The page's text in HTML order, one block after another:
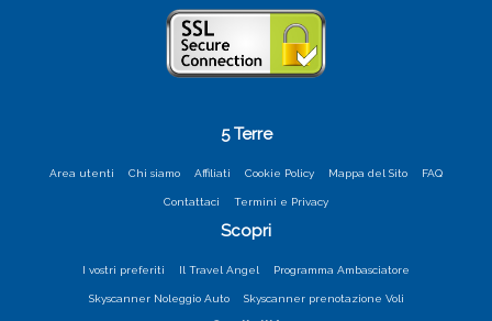
5 Terre
Area utenti Chi siamo Affiliati Cookie Policy Mappa del Sito FAQ
Contattaci Termini e Privacy
Scopri
I vostri preferiti Il Travel Angel Programma Ambasciatore
Skyscanner Noleggio Auto Skyscanner prenotazione Voli